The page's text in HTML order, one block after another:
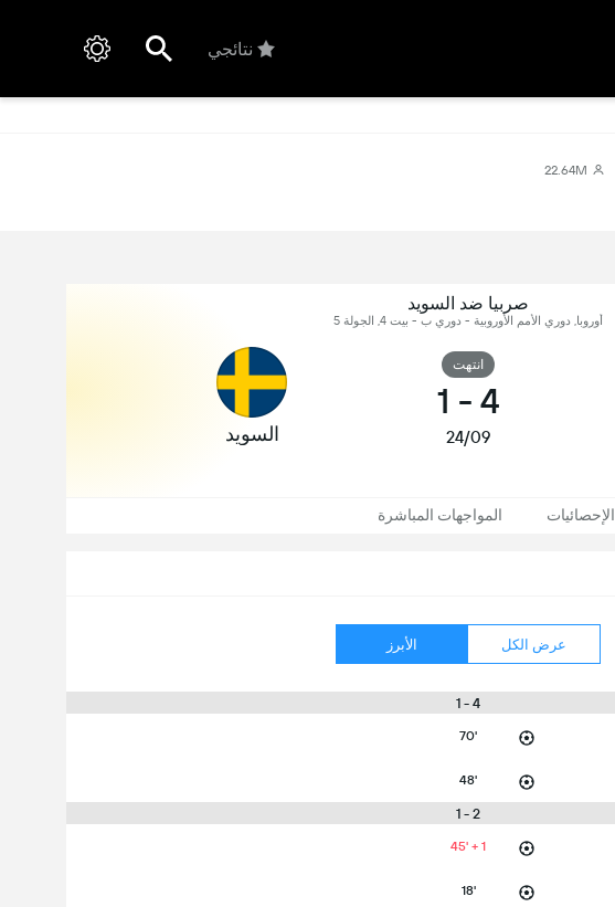
نتائجي
22.64M
صربيا ضد السويد
أوروبا, دوري الأمم الأوروبية - دوري ب - بيت 4, الجولة 5
انتهت
4
-
1
24/09 السويد
الإحصائيات المواجهات المباشرة
عرض الكل الأبرز
4 - 1
70'
48'
2 - 1
45' + 1
18'